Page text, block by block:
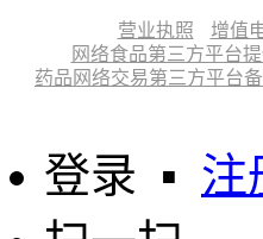
营业执照 增值
网络食品第三方平台
药品网络交易第三方平台
登录 ▪ 注